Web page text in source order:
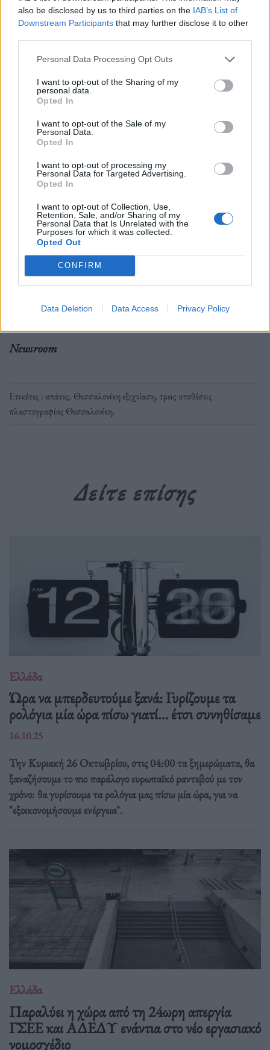
also be disclosed by us to third parties on the IAB’s List of
Downstream Participants that may further disclose it to other
Personal Data Processing Opt Outs
I want to opt-out of the Sharing of my
personal data.
Opted In
I want to opt-out of the Sale of my
Personal Data.
Opted In
I want to opt-out of processing my
Personal Data for Targeted Advertising.
Opted In
I want to opt-out of Collection, Use,
Retention, Sale, and/or Sharing of my
Personal Data that Is Unrelated with the
Purposes for which it was collected.
Opted Out
CONFIRM
Data Deletion Data Access Privacy Policy
Τμήματος Διαχείρισης Μετανάστευσης Καβάλας.
Η σχηματισθείσα δικογραφία θα υποβληθεί στον
Πηγή: ΑΠΕ-ΜΠΕ
Newsroom
Ετικέτες :απάτες, Θεσσαλονίκη εξιχνίαση,τρεις υποθέσεις
πλαστογραφίας Θεσσαλονίκη.
Δείτε επίσης
Ελλάδα
Ώρα να μπερδευτούμε ξανά: Γυρίζουμε τα
ρολόγια μία ώρα πίσω γιατί… έτσι συνηθίσαμε
16.10.25
Την Κυριακή 26 Οκτωβρίου, στις 04:00 τα ξημερώματα, θα
ξαναζήσουμε το πιο παράλογο ευρωπαϊκό ραντεβού με τον
χρόνο: θα γυρίσουμε τα ρολόγια μας πίσω μία ώρα, για να
"εξοικονομήσουμε ενέργεια".
Ελλάδα
Παραλύει η χώρα από τη 24ωρη απεργία
ΓΣΕΕ και ΑΔΕΔΥ ενάντια στο νέο εργασιακό
νομοσχέδιο